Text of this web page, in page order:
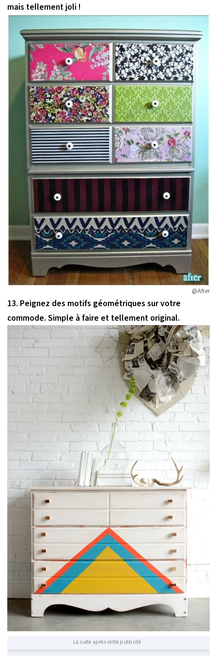
mais tellement joli !
@After
13. Peignez des motifs géométriques sur votre
commode. Simple à faire et tellement original.
La suite après cette publicité